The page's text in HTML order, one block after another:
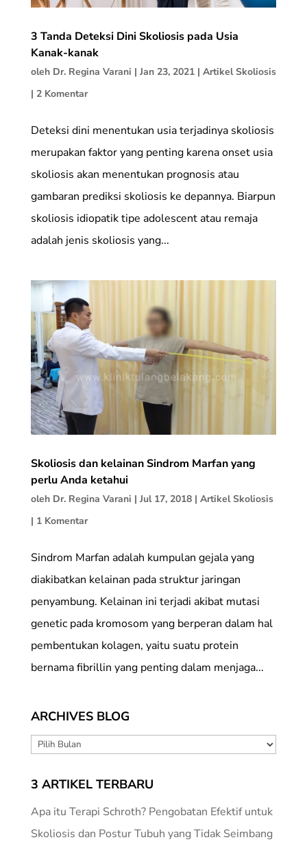
3 Tanda Deteksi Dini Skoliosis pada Usia
Kanak-kanak
oleh Dr. Regina Varani | Jan 23, 2021| Artikel Skoliosis
| 2 Komentar
Deteksi dini menentukan usia terjadinya skoliosis
merupakan faktor yang penting karena onset usia
skoliosis akan menentukan prognosis atau
gambaran prediksi skoliosis ke depannya. Biarpun
skoliosis idiopatik tipe adolescent atau remaja
adalah jenis skoliosis yang...
Skoliosis dan kelainan Sindrom Marfan yang
perlu Anda ketahui
oleh Dr. Regina Varani | Jul 17, 2018| Artikel Skoliosis
| 1 Komentar
Sindrom Marfan adalah kumpulan gejala yang
diakibatkan kelainan pada struktur jaringan
penyambung. Kelainan ini terjadi akibat mutasi
genetic pada kromosom yang berperan dalam hal
pembentukan kolagen, yaitu suatu protein
bernama fibrillin yang penting dalam menjaga...
ARCHIVES BLOG
ARCHIVES
3 ARTIKEL TERBARU
Apa itu Terapi Schroth? Pengobatan Efektif untuk
Skoliosis dan Postur Tubuh yang Tidak Seimbang